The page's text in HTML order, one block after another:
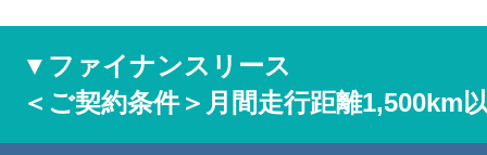
▼ファイナンスリース
＜ご契約条件＞月間走行距離1,500km